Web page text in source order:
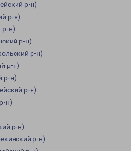
р-н)
р-н)
р-н)
р-н)
р-н)
р-н)
р-н)
р-н)
н)
р-н)
р-н)